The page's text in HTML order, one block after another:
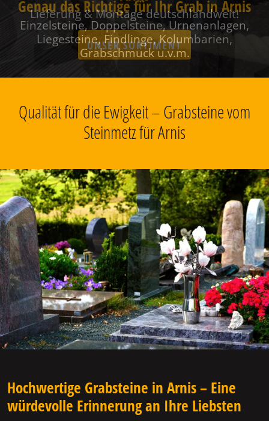
Genau das Richtige für Ihr Grab in Arnis
Einzelsteine, Doppelsteine, Urnenanlagen,
Liegesteine, Findlinge, Kolumbarien,
Grabschmuck u.v.m.
Qualität für die Ewigkeit – Grabsteine vom
Steinmetz für Arnis
Hochwertige Grabsteine in Arnis – Eine
würdevolle Erinnerung an Ihre Liebsten